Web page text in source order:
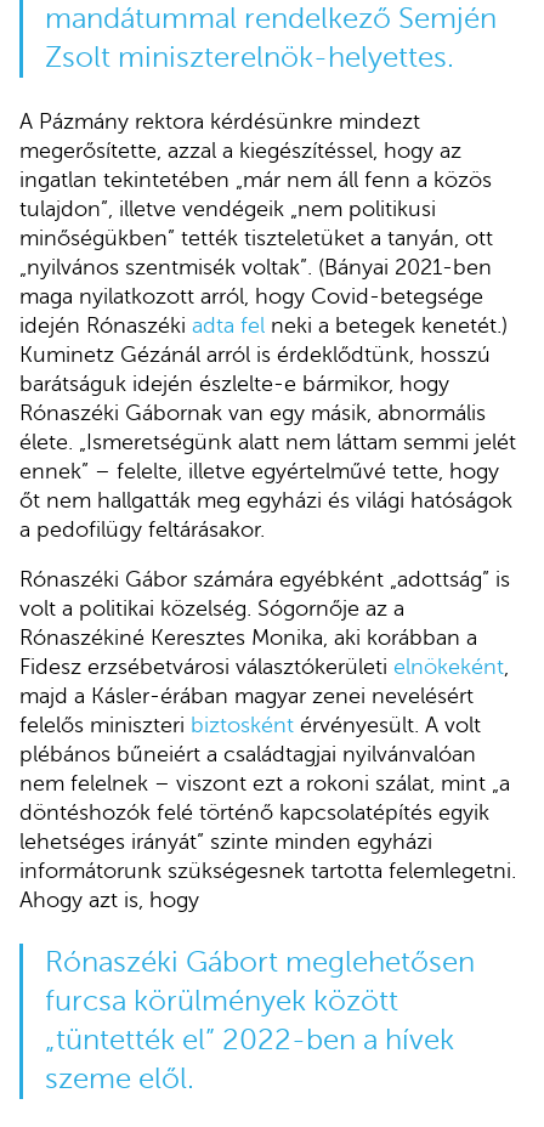
mandátummal rendelkező Semjén
Zsolt miniszterelnök-helyettes.
A Pázmány rektora kérdésünkre mindezt
megerősítette, azzal a kiegészítéssel, hogy az
ingatlan tekintetében „már nem áll fenn a közös
tulajdon”, illetve vendégeik „nem politikusi
minőségükben” tették tiszteletüket a tanyán, ott
„nyilvános szentmisék voltak”. (Bányai 2021-ben
maga nyilatkozott arról, hogy Covid-betegsége
idején Rónaszéki adta fel neki a betegek kenetét.)
Kuminetz Gézánál arról is érdeklődtünk, hosszú
barátságuk idején észlelte-e bármikor, hogy
Rónaszéki Gábornak van egy másik, abnormális
élete. „Ismeretségünk alatt nem láttam semmi jelét
ennek” – felelte, illetve egyértelművé tette, hogy
őt nem hallgatták meg egyházi és világi hatóságok
a pedofilügy feltárásakor.
Rónaszéki Gábor számára egyébként „adottság” is
volt a politikai közelség. Sógornője az a
Rónaszékiné Keresztes Monika, aki korábban a
Fidesz erzsébetvárosi választókerületi elnökeként,
majd a Kásler-érában magyar zenei nevelésért
felelős miniszteri biztosként érvényesült. A volt
plébános bűneiért a családtagjai nyilvánvalóan
nem felelnek – viszont ezt a rokoni szálat, mint „a
döntéshozók felé történő kapcsolatépítés egyik
lehetséges irányát” szinte minden egyházi
informátorunk szükségesnek tartotta felemlegetni.
Ahogy azt is, hogy
Rónaszéki Gábort meglehetősen
furcsa körülmények között
„tüntették el” 2022-ben a hívek
szeme elől.